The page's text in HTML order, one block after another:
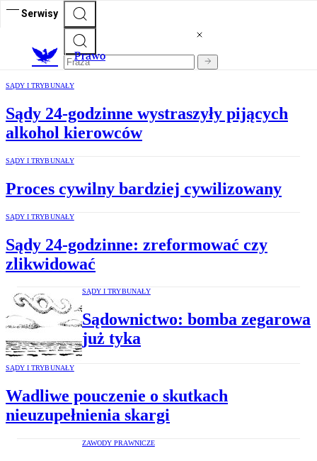
Serwisy
Prawo
SĄDY I TRYBUNAŁY
Sądy 24-godzinne wystraszyły pijących
alkohol kierowców
SĄDY I TRYBUNAŁY
Proces cywilny bardziej cywilizowany
SĄDY I TRYBUNAŁY
Sądy 24-godzinne: zreformować czy
zlikwidować
SĄDY I TRYBUNAŁY
Sądownictwo: bomba zegarowa
już tyka
SĄDY I TRYBUNAŁY
Wadliwe pouczenie o skutkach
nieuzupełnienia skargi
ZAWODY PRAWNICZE